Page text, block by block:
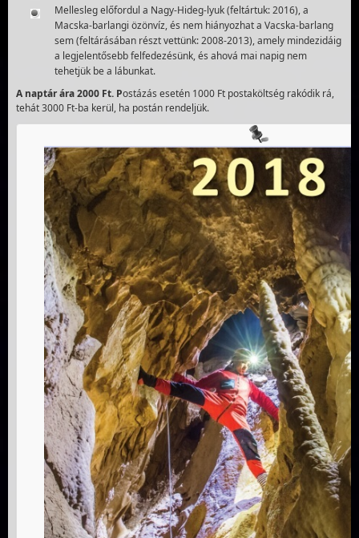
Mellesleg előfordul a Nagy-Hideg-lyuk (feltártuk: 2016), a
Macska-barlangi özönvíz, és nem hiányozhat a Vacska-barlang
sem (feltárásában részt vettünk: 2008-2013), amely mindezidáig
a legjelentősebb felfedezésünk, és ahová mai napig nem
tehetjük be a lábunkat.
A naptár ára 2000 Ft. Postázás esetén 1000 Ft postaköltség rakódik rá,
tehát 3000 Ft-ba kerül, ha postán rendeljük.